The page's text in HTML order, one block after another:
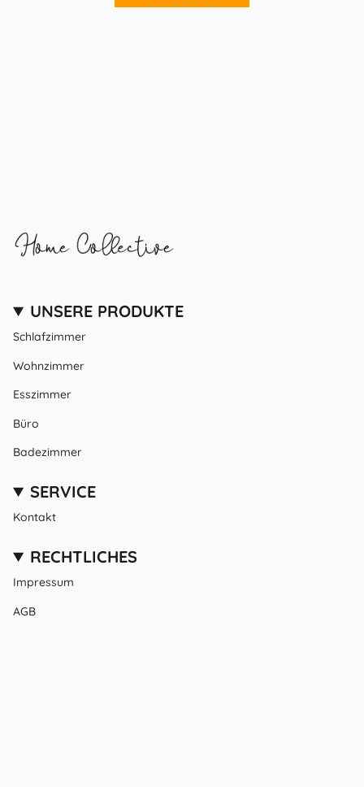
UNSERE PRODUKTE
Schlafzimmer
Wohnzimmer
Esszimmer
Büro
Badezimmer
SERVICE
Kontakt
RECHTLICHES
Impressum
AGB